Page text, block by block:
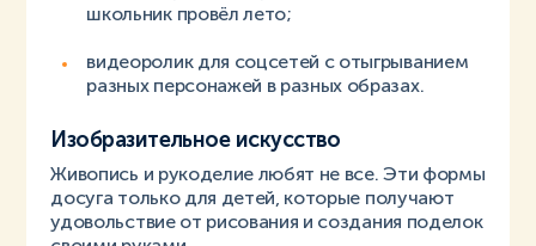
школьник провёл лето;
видеоролик для соцсетей с отыгрыванием
разных персонажей в разных образах.
Изобразительное искусство
Живопись и рукоделие любят не все. Эти формы
досуга только для детей, которые получают
удовольствие от рисования и создания поделок